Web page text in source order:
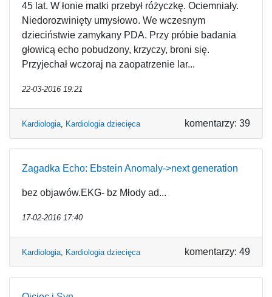
45 lat. W łonie matki przebył różyczkę. Ociemniały.
Niedorozwinięty umysłowo. We wczesnym
dzieciństwie zamykany PDA. Przy próbie badania
głowicą echo pobudzony, krzyczy, broni się.
Przyjechał wczoraj na zaopatrzenie lar...
22-03-2016 19:21
Kardiologia, Kardiologia dziecięca komentarzy: 39
Zagadka Echo: Ebstein Anomaly->next generation
bez objawów.EKG- bz Młody ad...
17-02-2016 17:40
Kardiologia, Kardiologia dziecięca komentarzy: 49